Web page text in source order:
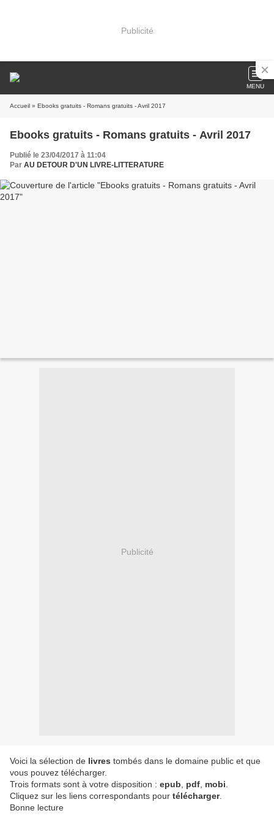
Publicité
MENU
Accueil » Ebooks gratuits - Romans gratuits - Avril 2017
Ebooks gratuits - Romans gratuits - Avril 2017
Publié le 23/04/2017 à 11:04
Par AU DETOUR D'UN LIVRE-LITTERATURE
Publicité
Voici la sélection de livres tombés dans le domaine public et que
vous pouvez télécharger.
Trois formats sont à votre disposition : epub pdf mobi
Cliquez sur les liens correspondants pour télécharger.
Bonne lecture